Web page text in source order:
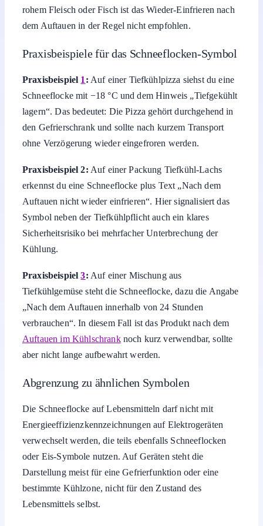
rohem Fleisch oder Fisch ist das Wieder-Einfrieren nach
dem Auftauen in der Regel nicht empfohlen.
Praxisbeispiele für das Schneeflocken-Symbol
Praxisbeispiel 1 : Auf einer Tiefkühlpizza siehst du eine
Schneeflocke mit −18 °C und dem Hinweis „Tiefgekühlt
lagern“. Das bedeutet: Die Pizza gehört durchgehend in
den Gefrierschrank und sollte nach kurzem Transport
ohne Verzögerung wieder eingefroren werden.
Praxisbeispiel 2: Auf einer Packung Tiefkühl-Lachs
erkennst du eine Schneeflocke plus Text „Nach dem
Auftauen nicht wieder einfrieren“. Hier signalisiert das
Symbol neben der Tiefkühlpflicht auch ein klares
Sicherheitsrisiko bei mehrfacher Unterbrechung der
Kühlung.
Praxisbeispiel3: Auf einer Mischung aus
Tiefkühlgemüse steht die Schneeflocke, dazu die Angabe
„Nach dem Auftauen innerhalb von 24 Stunden
verbrauchen“. In diesem Fall ist das Produkt nach dem
Auftauen im Kühlschranknoch kurz verwendbar, sollte
aber nicht lange aufbewahrt werden.
Abgrenzung zu ähnlichen Symbolen
Die Schneeflocke auf Lebensmitteln darf nicht mit
Energieeffizienzkennzeichnungen auf Elektrogeräten
verwechselt werden, die teils ebenfalls Schneeflocken
oder Eis-Symbole nutzen. Auf Geräten steht die
Darstellung meist für eine Gefrierfunktion oder eine
bestimmte Kühlzone, nicht für den Zustand des
Lebensmittels selbst.